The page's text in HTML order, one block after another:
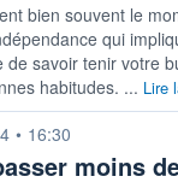
bien souvent le
qui
savoir tenir votre
habitudes. ... Lire
• 16:30
moins